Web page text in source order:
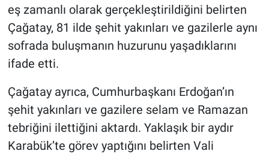
eş zamanlı olarak gerçekleştirildiğini belirten
Çağatay, 81 ilde şehit yakınları ve gazilerle aynı
sofrada buluşmanın huzurunu yaşadıklarını
ifade etti.
Çağatay ayrıca, Cumhurbaşkanı Erdoğan’ın
şehit yakınları ve gazilere selam ve Ramazan
tebriğini ilettiğini aktardı. Yaklaşık bir aydır
Karabük’te görev yaptığını belirten Vali